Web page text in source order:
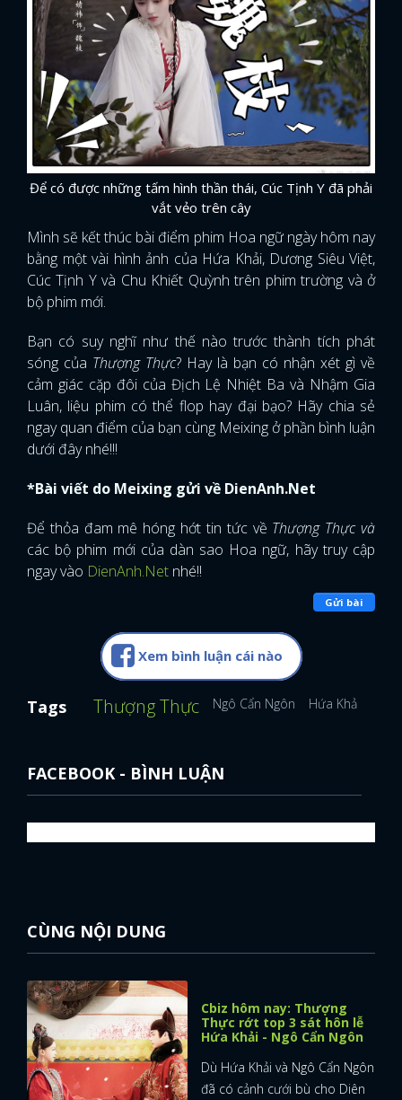
Để có được những tấm hình thần thái, Cúc Tịnh Y đã phải
vắt vẻo trên cây
Mình sẽ kết thúc bài điểm phim Hoa ngữ ngày hôm nay
bằng một vài hình ảnh của Hứa Khải, Dương Siêu Việt,
Cúc Tịnh Y và Chu Khiết Quỳnh trên phim trường và ở
bộ phim mới.
Bạn có suy nghĩ như thế nào trước thành tích phát
sóng của Thượng Thực? Hay là bạn có nhận xét gì về
cảm giác cặp đôi của Địch Lệ Nhiệt Ba và Nhậm Gia
Luân, liệu phim có thể flop hay đại bạo? Hãy chia sẻ
ngay quan điểm của bạn cùng Meixing ở phần bình luận
dưới đây nhé!!!
*Bài viết do Meixing gửi về DienAnh.Net
Để thỏa đam mê hóng hớt tin tức về Thượng Thực và
các bộ phim mới của dàn sao Hoa ngữ, hãy truy cập
ngay vào DienAnh.Net nhé!!
Gửi bài
Xem bình luận cái nào
Tags Thượng Thực Ngô Cẩn Ngôn Hứa Khải
FACEBOOK - BÌNH LUẬN
CÙNG NỘI DUNG
Cbiz hôm nay: Thượng
Thực rớt top 3 sát hôn lễ
Hứa Khải - Ngô Cẩn Ngôn
Dù Hứa Khải và Ngô Cẩn Ngôn
đã có cảnh cưới bù cho Diên